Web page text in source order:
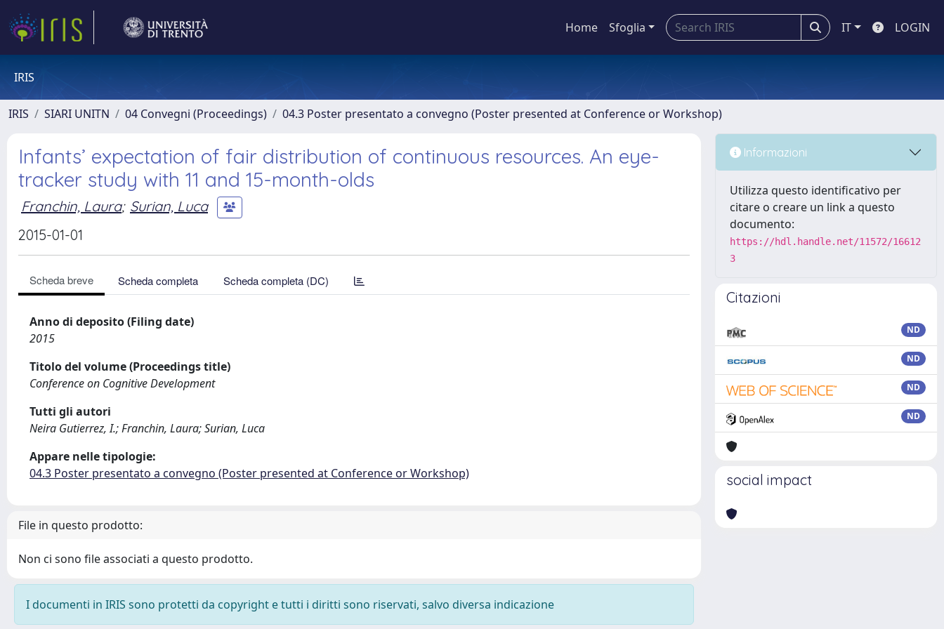
Home Sfoglia IT LOGIN
IRIS
IRIS SIARI UNITN 04 Convegni (Proceedings) 04.3 Poster presentato a convegno (Poster presented at Conference or Workshop)
Infants’ expectation of fair distribution of continuous resources. An eye-
tracker study with 11 and 15-month-olds
Franchin, Laura; Surian, Luca
2015-01-01
Scheda breve Scheda completa Scheda completa (DC)
Anno di deposito (Filing date)
2015
Titolo del volume (Proceedings title)
Conference on Cognitive Development
Tutti gli autori
Neira Gutierrez, I.; Franchin, Laura; Surian, Luca
Appare nelle tipologie:
04.3 Poster presentato a convegno (Poster presented at Conference or Workshop)
File in questo prodotto:
Non ci sono file associati a questo prodotto.
I documenti in IRIS sono protetti da copyright e tutti i diritti sono riservati, salvo diversa indicazione
Informazioni
Utilizza questo identificativo per
citare o creare un link a questo
documento:
https://hdl.handle.net/11572/16612
3
Citazioni
ND
ND
ND
ND
social impact